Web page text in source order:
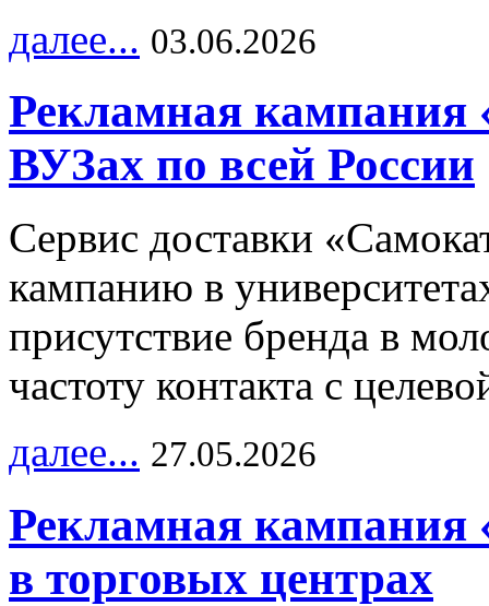
далее... 03.06.2026
Рекламная кампания
ВУЗах по всей России
Сервис доставки
кампанию в
присутствие бренда в
частоту контакта с
далее... 27.05.2026
Рекламная кампания
в торговых центрах